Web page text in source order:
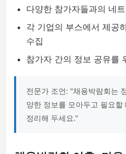
다양한 참가자들과의 네
각 기업의 부스에서 제공
수집
참가자 간의 정보 공유를
전문가 조언: "채용박람회는
양한 정보를 모아두고 필요할
정리해 두세요."